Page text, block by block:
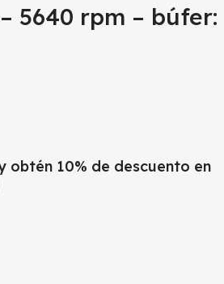
5640 rpm – búfer:
obtén 10% de descuento en